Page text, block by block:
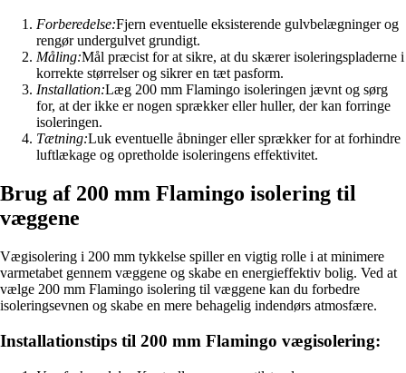
Forberedelse:Fjern eventuelle eksisterende gulvbelægninger og
rengør undergulvet grundigt.
Måling:Mål præcist for at sikre, at du skærer isoleringspladerne i
korrekte størrelser og sikrer en tæt pasform.
Installation:Læg 200 mm Flamingo isoleringen jævnt og sørg
for, at der ikke er nogen sprækker eller huller, der kan forringe
isoleringen.
Tætning:Luk eventuelle åbninger eller sprækker for at forhindre
luftlækage og opretholde isoleringens effektivitet.
Brug af 200 mm Flamingo isolering til
væggene
Vægisolering i 200 mm tykkelse spiller en vigtig rolle i at minimere
varmetabet gennem væggene og skabe en energieffektiv bolig. Ved at
vælge 200 mm Flamingo isolering til væggene kan du forbedre
isoleringsevnen og skabe en mere behagelig indendørs atmosfære.
Installationstips til 200 mm Flamingo vægisolering: